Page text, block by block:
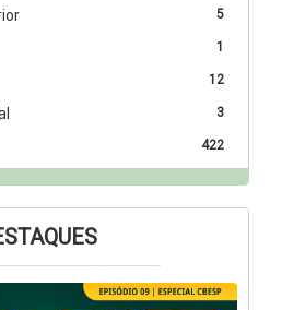
5
1
12
3
422